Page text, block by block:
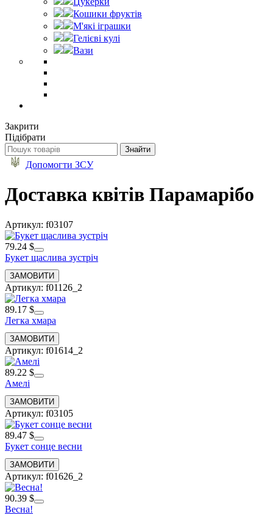
Кошики фруктів
М'які іграшки
Гелієві кулі
Вази
Закрити
Підібрати
Допомогти ЗСУ
Доставка квітів Парамарібо
Артикул: f03107
79.24 $
Букет щаслива зустріч
Артикул: f01126_2
89.17 $
Легка хмара
Артикул: f01614_2
89.22 $
Амелі
Артикул: f03105
89.47 $
Букет сонце весни
Артикул: f01626_2
90.39 $
Весна!